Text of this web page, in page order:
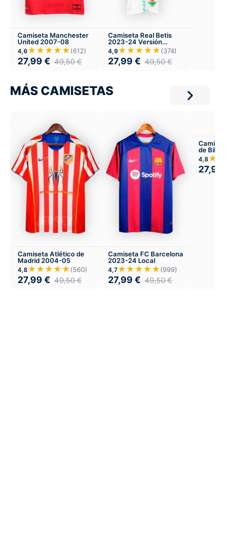
Camiseta Manchester
United 2007-08
4,6 ★★★★★(612)
27,99 € 49,50€
Camiseta Real Betis
2023-24 Versión
Infantil Local
4,9 ★★★★★(374)
27,99 € 49,50€
MÁS CAMISETAS
Camiseta Atlético de
Madrid 2004-05
4,8 ★★★★★(560)
27,99 € 49,50€
Camiseta FC Barcelona
2023-24 Local
4,7★★★★★(999)
27,99 € 49,50€
de
4,8
27,99